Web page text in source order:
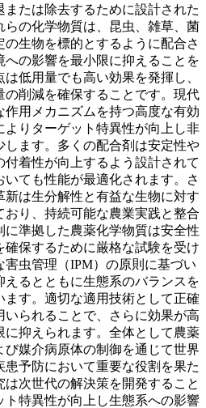
または除去するために設計された
の化学物質は、昆虫、雑草、菌
生物を標的とするように配合さ
の影響を最小限に抑えることを
低用量でも高い効果を発揮し、
の削減を確保することです。現代
用メカニズムを持つ高度な有効
よりターゲット特異性が向上し非
します。多くの配合剤は安定性や
着性が向上するよう設計されて
ても性能が最適化されます。さ
新は生分解性と有益な生物に対す
おり、持続可能な農業実践と整合
準拠した農薬化学物質は安全性
保するために厳格な試験を受け
害虫管理（IPM）の原則に基づい
るとともに生態系のバランスを
す。適切な適用技術として正確
られることで、さらに効果が高
に抑えられます。全体として農薬
媒介病原体の制御を通じて世界
予防において重要な役割を果た
は次世代の解決策を開発すること
ト特異性が向上し生態系への影響